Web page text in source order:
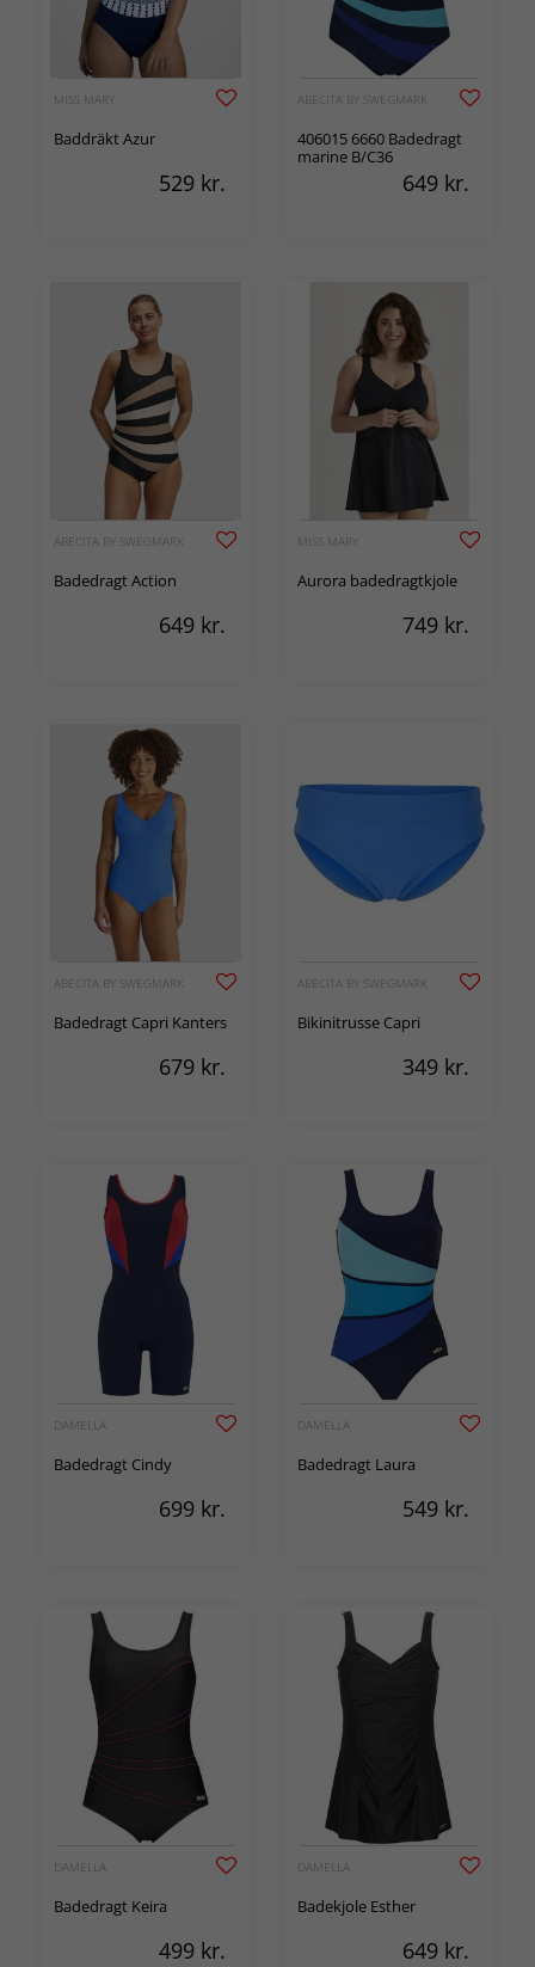
MISS MARY
Baddräkt Azur
529 kr.
ABECITA BY SWEGMARK
406015 6660 Badedragt
marine B/C36
649 kr.
ABECITA BY SWEGMARK
Badedragt Action
649 kr.
MISS MARY
Aurora badedragtkjole
749 kr.
ABECITA BY SWEGMARK
Badedragt Capri Kanters
679 kr.
ABECITA BY SWEGMARK
Bikinitrusse Capri
349 kr.
DAMELLA
Badedragt Cindy
699 kr.
DAMELLA
Badedragt Laura
549 kr.
DAMELLA
Badedragt Keira
499 kr.
DAMELLA
Badekjole Esther
649 kr.